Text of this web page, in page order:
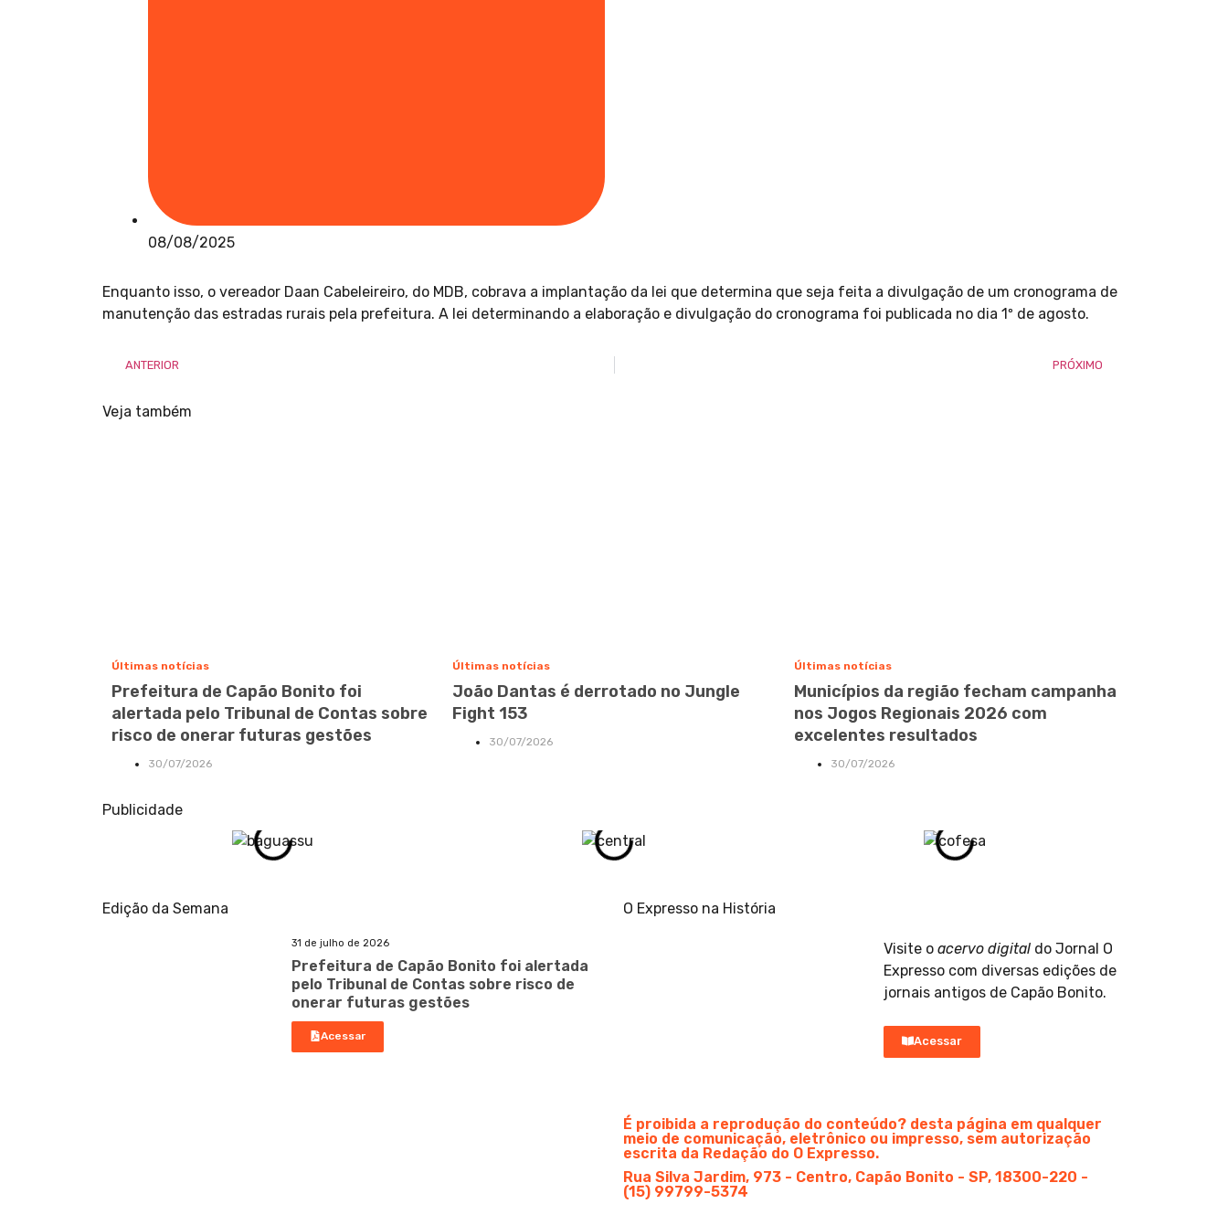
08/08/2025
Enquanto isso, o vereador Daan Cabeleireiro, do MDB, cobrava a implantação da lei que determina que seja feita a divulgação de um cronograma de
manutenção das estradas rurais pela prefeitura. A lei determinando a elaboração e divulgação do cronograma foi publicada no dia 1º de agosto.
ANTERIOR PRÓXIMO
Veja também
Últimas notícias
Prefeitura de Capão Bonito foi
alertada pelo Tribunal de Contas sobre
risco de onerar futuras gestões
30/07/2026
Últimas notícias
João Dantas é derrotado no Jungle
Fight 153
30/07/2026
Últimas notícias
Municípios da região fecham campanha
nos Jogos Regionais 2026 com
excelentes resultados
30/07/2026
Publicidade
Edição da Semana
31 de julho de 2026
Prefeitura de Capão Bonito foi alertada
pelo Tribunal de Contas sobre risco de
onerar futuras gestões
Acessar
O Expresso na História
Visite o acervo digital do Jornal O
Expresso com diversas edições de
jornais antigos de Capão Bonito.
Acessar
É proibida a reprodução do conteúdo? desta página em qualquer
meio de comunicação, eletrônico ou impresso, sem autorização
escrita da Redação do O Expresso.
Rua Silva Jardim, 973 - Centro, Capão Bonito - SP, 18300-220 -
(15) 99799-5374